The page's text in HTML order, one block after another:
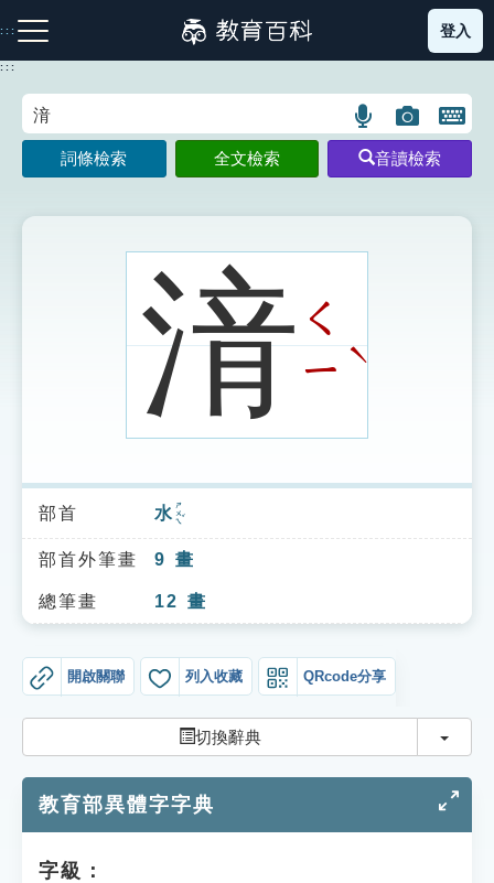
到
主
:::
注音索引圖示 筆畫索引圖示 部首索引表圖示
索引選單
知識索引
單字索引
遊戲專區
教學應用
貓頭鷹博士
登入
:::
語
言
搜
示
圖
片
搜
開
鍵
圖
詞條檢索 全文檢索 音讀檢索
湇 ㄑ
ㄧˋ
部首 水 ㄕㄨㄟˇ
部首外筆畫 9 畫
總筆畫 12 畫
開啟關聯 列入收藏 QRcode分享
切換辭典 切換
教育部異體字字典
字級：